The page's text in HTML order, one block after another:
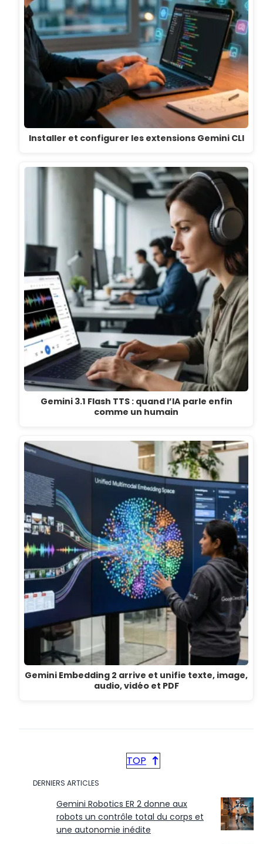
Installer et configurer les extensions Gemini CLI
Gemini 3.1 Flash TTS : quand l’IA parle enfin
comme un humain
Gemini Embedding 2 arrive et unifie texte, image,
audio, vidéo et PDF
TOP
DERNIERS ARTICLES
Gemini Robotics ER 2 donne aux
robots un contrôle total du corps et
une autonomie inédite